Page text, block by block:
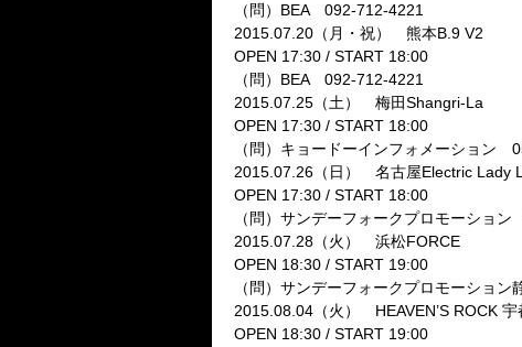
（問）BEA 092-712-4221
2015.07.20（月・祝） 熊本B.9 V2
OPEN 17:30 / START 18:00
（問）BEA 092-712-4221
2015.07.25（土） 梅田Shangri-La
OPEN 17:30 / START 18:00
（問）キョードーインフォメーション
2015.07.26（日） 名古屋Electric Lady
OPEN 17:30 / START 18:00
（問）サンデーフォークプロモーショ
2015.07.28（火） 浜松FORCE
OPEN 18:30 / START 19:00
（問）サンデーフォークプロモーショ
2015.08.04（火） HEAVEN’S ROCK 宇
OPEN 18:30 / START 19:00